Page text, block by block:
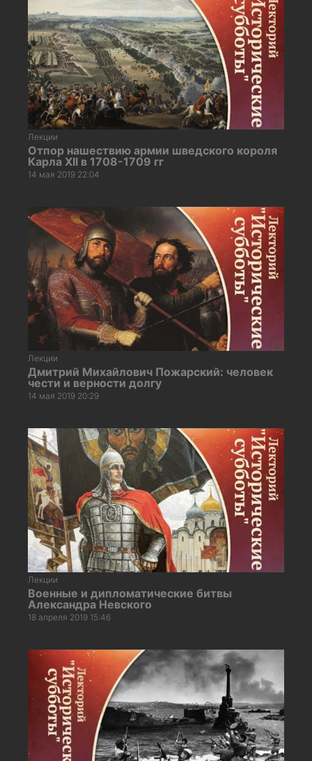
Лекции
Отпор нашествию армии шведского короля
Карла XII в 1708-1709 гг
14 мая 2019 22:04
Лекции
Дмитрий Михайлович Пожарский: человек
чести и верности долгу
14 мая 2019 20:29
Лекции
Военные и дипломатические битвы
Александра Невского
18 апреля 2019 15:46